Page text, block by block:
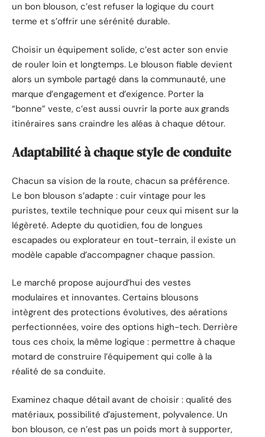
un bon blouson, c’est refuser la logique du court
terme et s’offrir une sérénité durable.
Choisir un équipement solide, c’est acter son envie
de rouler loin et longtemps. Le blouson fiable devient
alors un symbole partagé dans la communauté, une
marque d’engagement et d’exigence. Porter la
“bonne” veste, c’est aussi ouvrir la porte aux grands
itinéraires sans craindre les aléas à chaque détour.
Adaptabilité à chaque style de conduite
Chacun sa vision de la route, chacun sa préférence.
Le bon blouson s’adapte : cuir vintage pour les
puristes, textile technique pour ceux qui misent sur la
légèreté. Adepte du quotidien, fou de longues
escapades ou explorateur en tout-terrain, il existe un
modèle capable d’accompagner chaque passion.
Le marché propose aujourd’hui des vestes
modulaires et innovantes. Certains blousons
intègrent des protections évolutives, des aérations
perfectionnées, voire des options high-tech. Derrière
tous ces choix, la même logique : permettre à chaque
motard de construire l’équipement qui colle à la
réalité de sa conduite.
Examinez chaque détail avant de choisir : qualité des
matériaux, possibilité d’ajustement, polyvalence. Un
bon blouson, ce n’est pas un poids mort à supporter,